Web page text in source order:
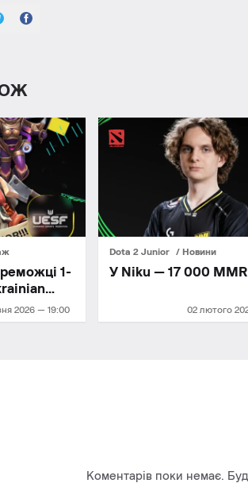
2026 — 19:00
1-
Dota 2 Junior Новини
02 лютого
У Niku — 17 000
Коментарів поки немає.